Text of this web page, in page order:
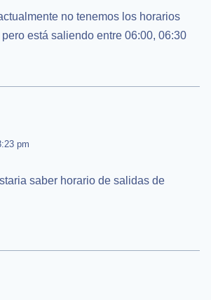
no tenemos los horarios
está saliendo entre 06:00, 06:30
pm
saber horario de salidas de